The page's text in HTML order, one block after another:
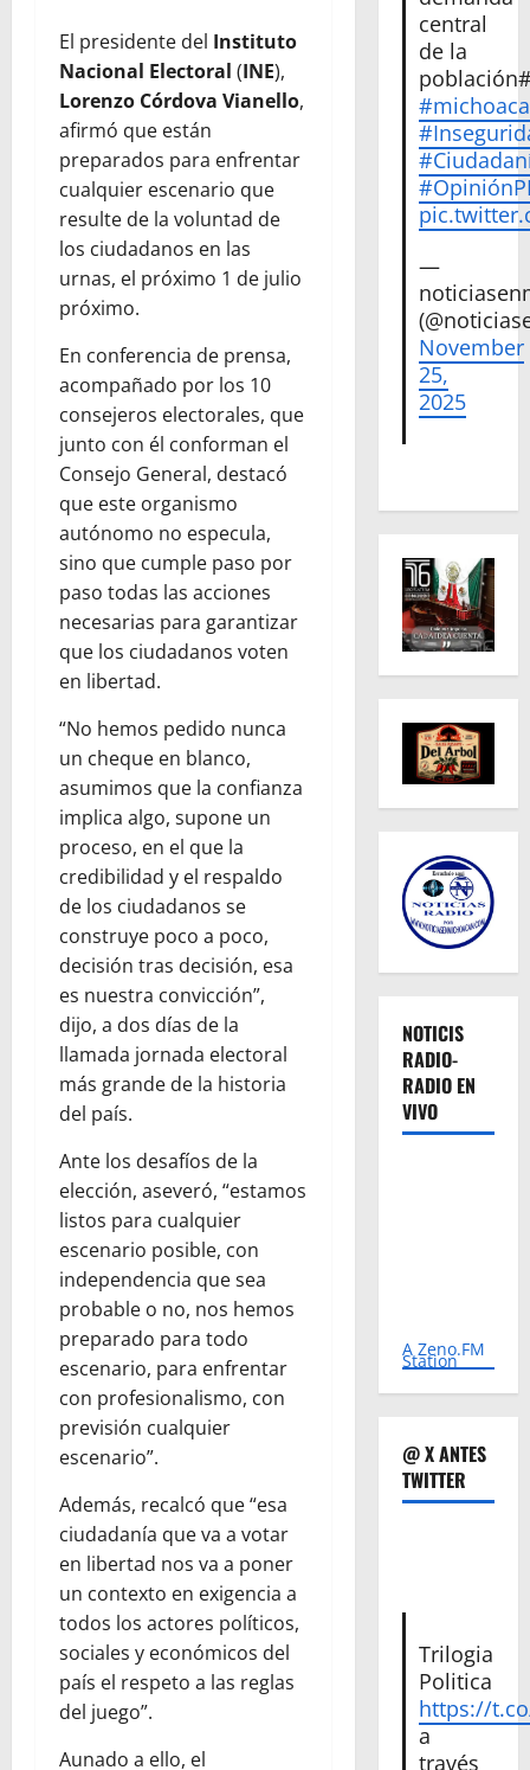
El presidente del Instituto
Nacional Electoral (INE),
Lorenzo Córdova Vianello,
afirmó que están
preparados para enfrentar
cualquier escenario que
resulte de la voluntad de
los ciudadanos en las
urnas, el próximo 1 de julio
próximo.
En conferencia de prensa,
acompañado por los 10
consejeros electorales, que
junto con él conforman el
Consejo General, destacó
que este organismo
autónomo no especula,
sino que cumple paso por
paso todas las acciones
necesarias para garantizar
que los ciudadanos voten
en libertad.
“No hemos pedido nunca
un cheque en blanco,
asumimos que la confianza
implica algo, supone un
proceso, en el que la
credibilidad y el respaldo
de los ciudadanos se
construye poco a poco,
decisión tras decisión, esa
es nuestra convicción”,
dijo, a dos días de la
llamada jornada electoral
más grande de la historia
del país.
Ante los desafíos de la
elección, aseveró, “estamos
listos para cualquier
escenario posible, con
independencia que sea
probable o no, nos hemos
preparado para todo
escenario, para enfrentar
con profesionalismo, con
previsión cualquier
escenario”.
Además, recalcó que “esa
ciudadanía que va a votar
en libertad nos va a poner
un contexto en exigencia a
todos los actores políticos,
sociales y económicos del
país el respeto a las reglas
del juego”.
Aunado a ello, el
central
de la
—
November
25,
2025
NOTICIS
RADIO-
RADIO EN
VIVO
A Zeno.FM
Station
@ X ANTES
TWITTER
Trilogia
Politica
https://
a
través